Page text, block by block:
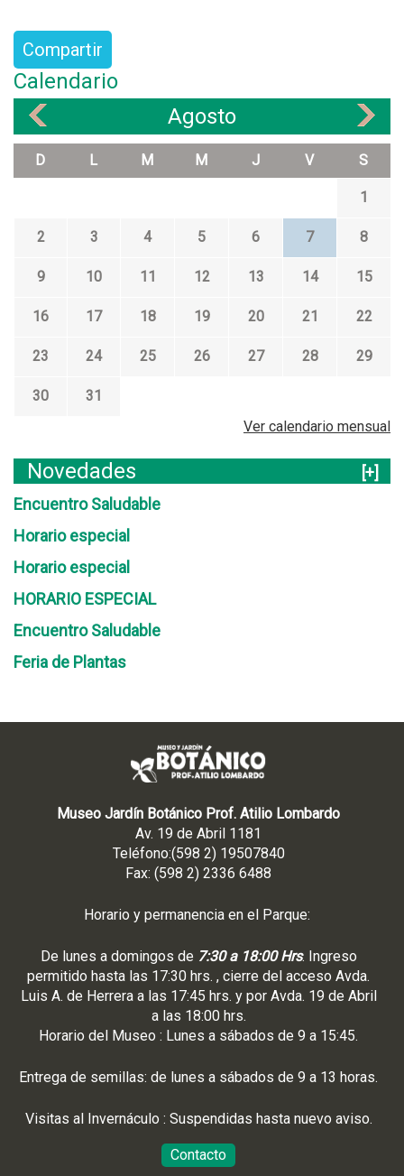
Compartir
Calendario
Agosto
D L M M J V S
1
2 3 4 5 6 7 8
9 10 11 12 13 14 15
16 17 18 19 20 21 22
23 24 25 26 27 28 29
30
31
Ver calendario mensual
Novedades
[+]
Encuentro Saludable
Horario especial
Horario especial
HORARIO ESPECIAL
Encuentro Saludable
Feria de Plantas
Museo Jardín Botánico Prof. Atilio Lombardo
Av. 19 de Abril 1181
Teléfono:(598 2) 19507840
Fax: (598 2) 2336 6488
Horario y permanencia en el Parque:
De lunes a domingos de 7:30 a 18:00 Hrs. Ingreso
permitido hasta las 17:30 hrs. , cierre del acceso Avda.
Luis A. de Herrera a las 17:45 hrs. y por Avda. 19 de Abril
a las 18:00 hrs.
Horario del Museo : Lunes a sábados de 9 a 15:45.
Entrega de semillas: de lunes a sábados de 9 a 13 horas.
Visitas al Invernáculo : Suspendidas hasta nuevo aviso.
Contacto